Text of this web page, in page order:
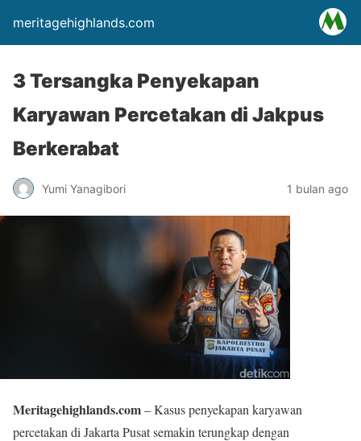
meritagehighlands.com
3 Tersangka Penyekapan
Karyawan Percetakan di Jakpus
Berkerabat
Yumi Yanagibori 1 bulan ago
Meritagehighlands.com– Kasus penyekapan karyawan
percetakan di Jakarta Pusat semakin terungkap dengan